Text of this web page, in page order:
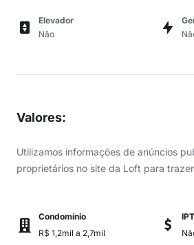
Elevador
Não
Valores:
Utilizamos informações de anúncios
proprietários no site da Loft para
Condomínio
R$ 1,2mil a 2,7mil